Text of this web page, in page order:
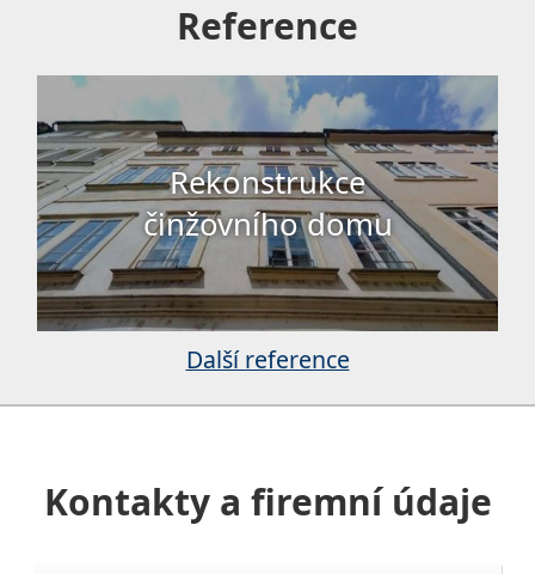
Reference
Rekonstrukce
činžovního domu
Další reference
Kontakty a firemní údaje